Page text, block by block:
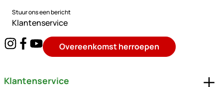
Stuur ons een bericht
Klantenservice
Overeenkomst herroepen
Klantenservice